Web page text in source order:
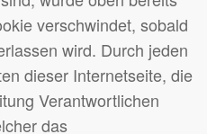
verschwindet, sobald
wird. Durch jeden
dieser Internetseite, die
Verantwortlichen
das